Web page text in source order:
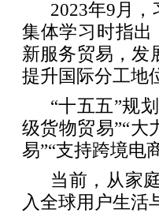
2023年9月
集体学习时指出
新服务贸易，发
提升国际分工地
“十五五”规
级货物贸易”“大
易”“支持跨境电
当前，从家
入全球用户生活